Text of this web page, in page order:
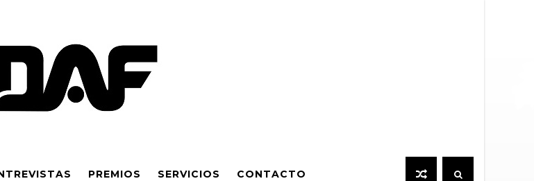
PREMIOS SERVICIOS CONTACTO